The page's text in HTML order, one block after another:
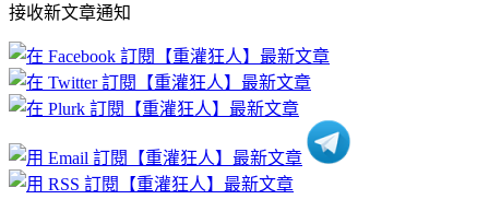
文
章
分
類
接收新文章通知